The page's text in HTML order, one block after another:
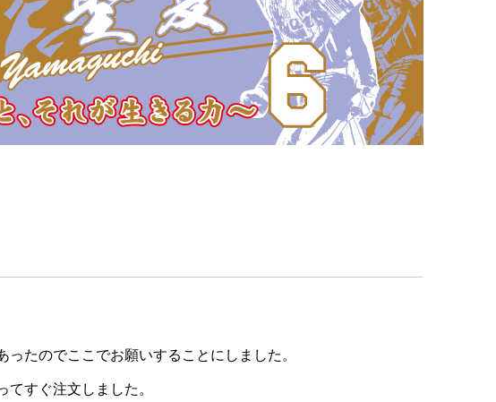
たのでここでお願いすることにしました。
すぐ注文しました。